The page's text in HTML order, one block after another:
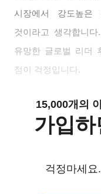
시장에서 강도높은
것이라고 생각합니
유망한 글로벌 리더
점이 걱정입니다.
15,000개의
가입
걱정마세